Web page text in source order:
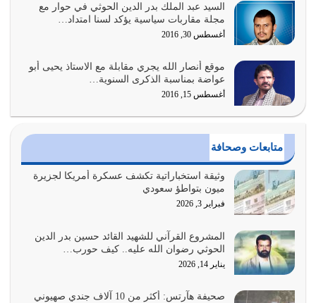
أولياء الشيطان كلما كانوا أكثر ولاءً وطاعة للشيطان كلما كانوا
أكثر ضعفاً
يوليو 30, 2026
وعد الله تعالى من يُقتل في سبيله بالحياة الأبدية والرزق
والاستبشار والنجاة والخلود في…
يوليو 29, 2026
القرآن الكريم هو أهم مصدر لمعرفة رسول الله معرفة سيرته
معرفة شخصيته معرفة عظمته
يوليو 28, 2026
هل نحن من الصالحين؟ قيِّم نفسك هنا اترك القرآن على أصله
وأعرض نفسك، وأعرض ما لديك على…
يوليو 27, 2026
عندما يكون عدوك هو عدو الله معناه أن تكون نقاط الضعف
فيه كثيرة وسينصرك الله عليه إذا…
يوليو 26, 2026
السيد عبد الملك بدر الدين الحوثي في حوار مع
مجلة مقاربات سياسية يؤكد لسنا امتداد…
أغسطس 30, 2016
موقع أنصار الله يجري مقابلة مع الاستاذ يحيى أبو
عواضة بمناسبة الذكرى السنوية…
أغسطس 15, 2016
متابعات وصحافة
وثيقة استخباراتية تكشف عسكرة أمريكا لجزيرة
ميون بتواطؤ سعودي
فبراير 3, 2026
المشروع القرآني للشهيد القائد حسين بدر الدين
الحوثي رضوان الله عليه.. كيف حورب…
يناير 14, 2026
صحيفة هآرتس: أكثر من 10 آلاف جندي صهيوني